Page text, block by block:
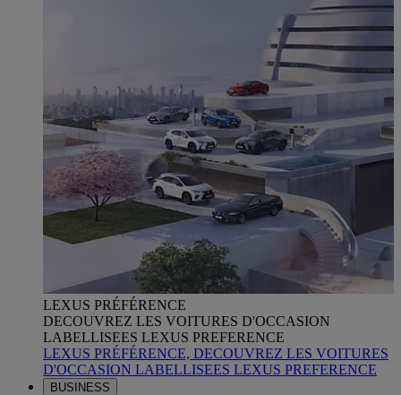
LEXUS PRÉFÉRENCE
DECOUVREZ LES VOITURES D'OCCASION
LABELLISEES LEXUS PREFERENCE
LEXUS PRÉFÉRENCE, DECOUVREZ LES VOITURES
D'OCCASION LABELLISEES LEXUS PREFERENCE
BUSINESS